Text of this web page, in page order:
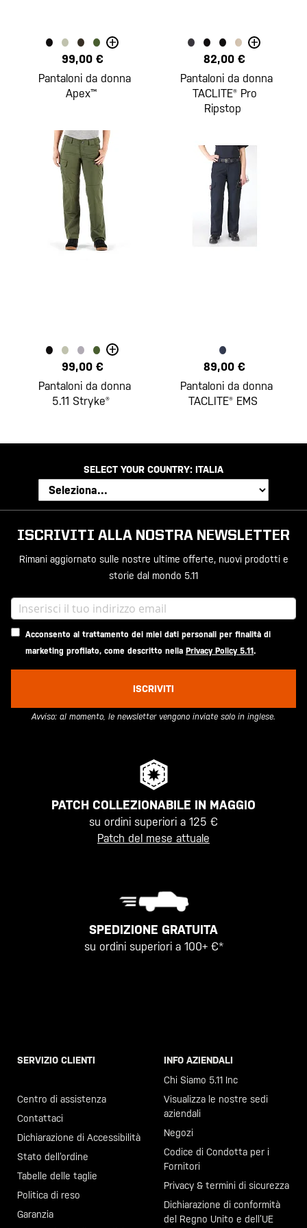
+
99,00 €
Pantaloni da donna
Apex™
+
82,00 €
Pantaloni da donna
TACLITE® Pro
Ripstop
+
99,00 €
Pantaloni da donna
5.11 Stryke®
89,00 €
Pantaloni da donna
TACLITE® EMS
SELECT YOUR COUNTRY: ITALIA
ISCRIVITI ALLA NOSTRA NEWSLETTER
Rimani aggiornato sulle nostre ultime offerte, nuovi prodotti e
storie dal mondo 5.11
Acconsento al trattamento dei miei dati personali per finalità di
marketing profilato, come descritto nella Privacy Policy 5.11.
ISCRIVITI
Avviso: al momento, le newsletter vengono inviate solo in inglese.
PATCH COLLEZIONABILE IN MAGGIO
su ordini superiori a 125 €
Patch del mese attuale
SPEDIZIONE GRATUITA
su ordini superiori a 100+ €*
SERVIZIO CLIENTI
Centro di assistenza
Contattaci
Dichiarazione di Accessibilità
Stato dell’ordine
Tabelle delle taglie
Politica di reso
Garanzia
INFO AZIENDALI
Chi Siamo 5.11 Inc
Visualizza le nostre sedi
aziendali
Negozi
Codice di Condotta per i
Fornitori
Privacy & termini di sicurezza
Dichiarazione di conformità
del Regno Unito e dell’UE